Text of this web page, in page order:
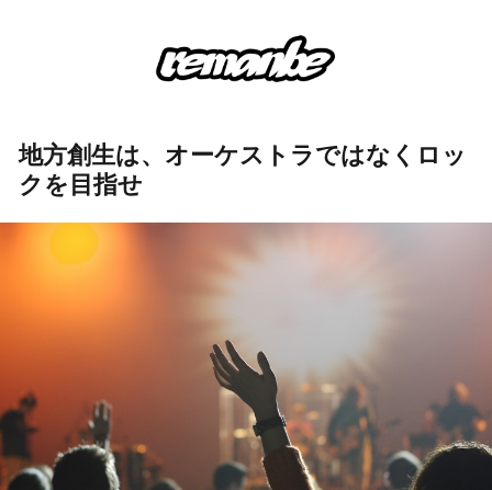
地方創生は、オーケストラではなくロッ
クを目指せ